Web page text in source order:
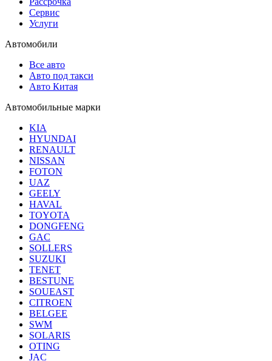
Сервис
Услуги
Автомобили
Все авто
Авто под такси
Авто Китая
Автомобильные марки
KIA
HYUNDAI
RENAULT
NISSAN
FOTON
UAZ
GEELY
HAVAL
TOYOTA
DONGFENG
GAC
SOLLERS
SUZUKI
TENET
BESTUNE
SOUEAST
CITROEN
BELGEE
SWM
SOLARIS
OTING
JAC